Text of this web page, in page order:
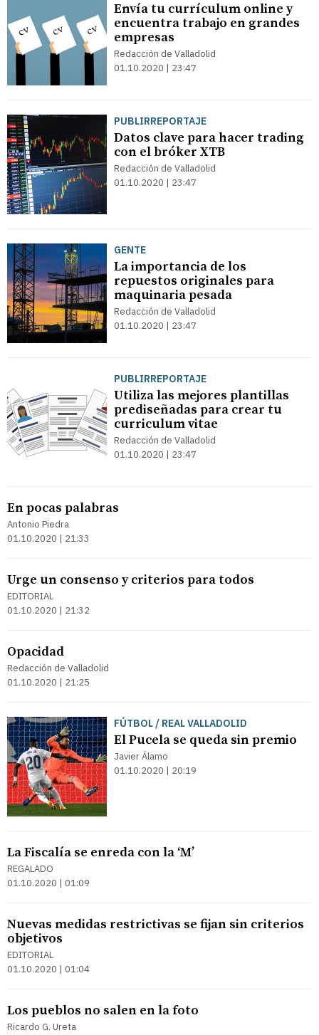
Envía tu currículum online y
encuentra trabajo en grandes
empresas
Redacción de Valladolid
01.10.2020 | 23:47
PUBLIRREPORTAJE
Datos clave para hacer trading
con el bróker XTB
Redacción de Valladolid
01.10.2020 | 23:47
GENTE
La importancia de los
repuestos originales para
maquinaria pesada
Redacción de Valladolid
01.10.2020 | 23:47
PUBLIRREPORTAJE
Utiliza las mejores plantillas
prediseñadas para crear tu
curriculum vitae
Redacción de Valladolid
01.10.2020 | 23:47
En pocas palabras
Antonio Piedra
01.10.2020 | 21:33
Urge un consenso y criterios para todos
EDITORIAL
01.10.2020 | 21:32
Opacidad
Redacción de Valladolid
01.10.2020 | 21:25
FÚTBOL / REAL VALLADOLID
El Pucela se queda sin premio
Javier Álamo
01.10.2020 | 20:19
La Fiscalía se enreda con la ‘M’
REGALADO
01.10.2020 | 01:09
Nuevas medidas restrictivas se fijan sin criterios
objetivos
EDITORIAL
01.10.2020 | 01:04
Los pueblos no salen en la foto
Ricardo G. Ureta